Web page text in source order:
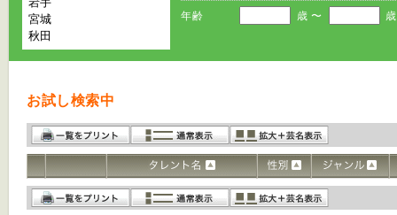
年齢 歳 〜 歳
お試し検索中